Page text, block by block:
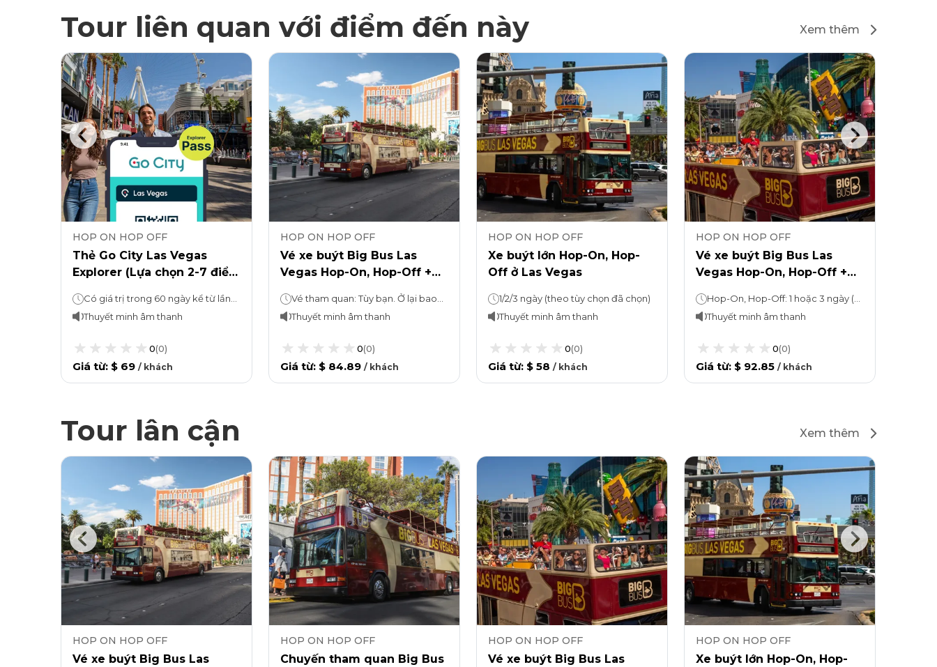
Tour liên quan với điểm đến này Xem thêm
HOP ON HOP OFF
Thẻ Go City Las Vegas
Explorer (Lựa chọn 2-7 điểm
Có giá trị trong 60 ngày kể từ lần sử dụng đầu tiên
Thuyết minh âm thanh
0(0)
Giá từ: $ 69 / khách
HOP ON HOP OFF
Vé xe buýt Big Bus Las
Vegas Hop-On, Hop-Off +
Vé tham quan: Tùy bạn. Ở lại bao lâu tùy thích!Hop-On, Hop-Off: 1 hoặc 3 ngày (tùy theo lựa chọn đã chọn)
Thuyết minh âm thanh
0(0)
Giá từ: $ 84.89 / khách
HOP ON HOP OFF
Xe buýt lớn Hop-On, Hop-
Off ở Las Vegas
1/2/3 ngày (theo tùy chọn đã chọn)
Thuyết minh âm thanh
0(0)
Giá từ: $ 58 / khách
HOP ON HOP OFF
Vé xe buýt Big Bus Las
Vegas Hop-On, Hop-Off +
Hop-On, Hop-Off: 1 hoặc 3 ngày (tùy theo lựa chọn)Vé tham quan: Ở lại bao lâu tùy thích
Thuyết minh âm thanh
0(0)
Giá từ: $ 92.85 / khách
Tour lân cận Xem thêm
HOP ON HOP OFF
Vé xe buýt Big Bus Las
HOP ON HOP OFF
Chuyến tham quan Big Bus
HOP ON HOP OFF
Vé xe buýt Big Bus Las
HOP ON HOP OFF
Xe buýt lớn Hop-On, Hop-